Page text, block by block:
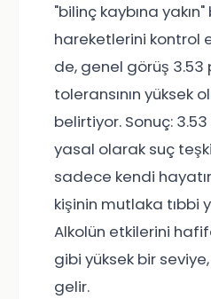
"bilinç kaybına
hareketlerini kontrol
de, genel görüş 3.53
toleransının yüksek
belirtiyor. Sonuç:
yasal olarak suç
sadece kendi
kişinin mutlaka tıbbi
Alkolün etkilerini
gibi yüksek bir
gelir.